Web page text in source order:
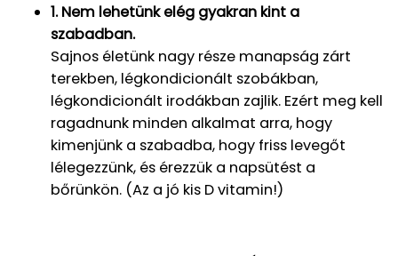
1. Nem lehetünk elég gyakran kint a
szabadban.
Sajnos életünk nagy része manapság zárt
terekben, légkondicionált szobákban,
légkondicionált irodákban zajlik. Ezért meg kell
ragadnunk minden alkalmat arra, hogy
kimenjünk a szabadba, hogy friss levegőt
lélegezzünk, és érezzük a napsütést a
bőrünkön. (Az a jó kis D vitamin!)